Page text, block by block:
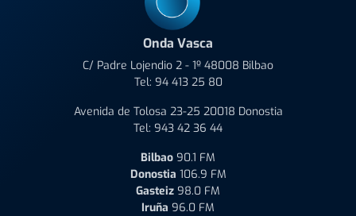
Onda Vasca
C/ Padre Lojendio 2 - 1º 48008 Bilbao
Tel: 94 413 25 80
Avenida de Tolosa 23-25 20018 Donostia
Tel: 943 42 36 44
Bilbao 90.1 FM
Donostia 106.9 FM
Gasteiz 98.0 FM
Iruña 96.0 FM